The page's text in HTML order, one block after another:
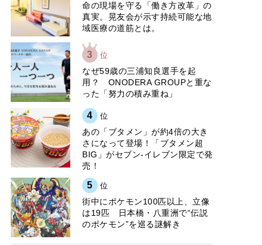
​命の現場を守る「働き方改革」の
真実。晃友会が示す持続可能な地
域医療の道筋とは。
3 位
なぜ59歳の三浦知良選手を起
用？ ONODERA GROUPと重な
った「努力の積み重ね」
4 位
あの「ブタメン」が約4倍の大き
さになって登場！「ブタメン超
BIG」がセブン‐イレブン限定で発
売！
5 位
街中にポケモン100匹以上、立像
は19匹 日本橋・八重洲で“伝説
のポケモン”を巡る謎解き